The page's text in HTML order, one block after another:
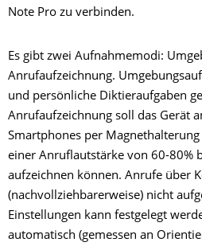
Note Pro zu verbinden.
Es gibt zwei Aufnahmemodi:
Anrufaufzeichnung.
und persönliche Diktieraufgaben
Anrufaufzeichnung soll das Gerät
Smartphones per
einer Anruflautstärke von 60-80%
aufzeichnen können. Anrufe über
(nachvollziehbarerweise) nicht
Einstellungen kann festgelegt
automatisch (gemessen an